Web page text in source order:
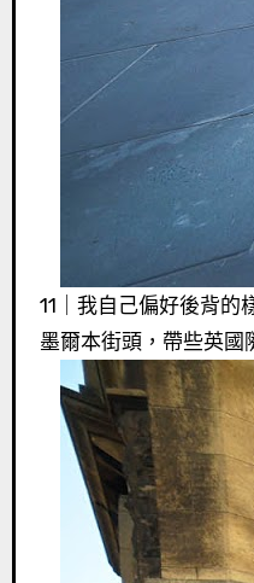
11｜我自己偏好後背的
墨爾本街頭，帶些英國